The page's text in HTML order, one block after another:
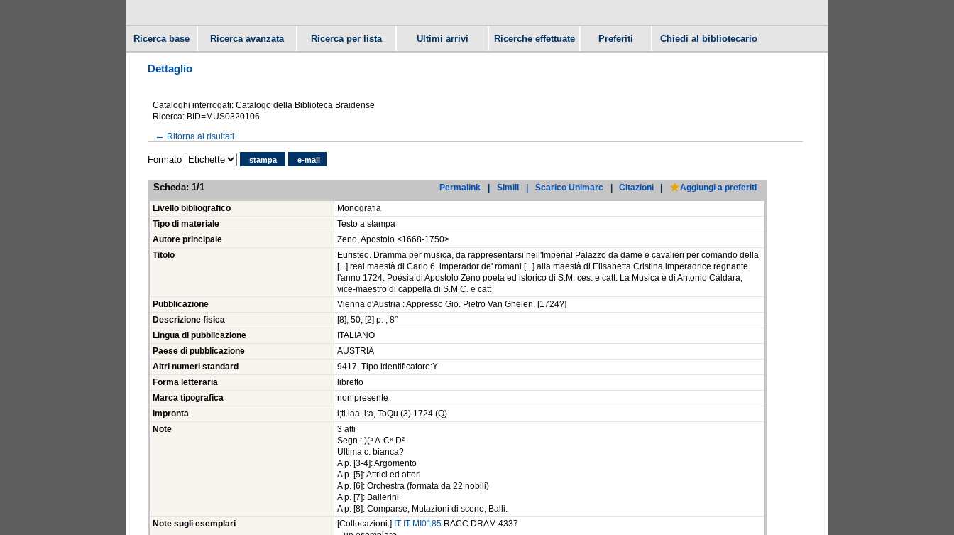
Ricerca base Ricerca avanzata Ricerca per lista Ultimi arrivi Ricerche effettuate Preferiti Chiedi al bibliotecario
Dettaglio
Cataloghi interrogati: Catalogo della Biblioteca Braidense
Ricerca: BID=MUS0320106
← Ritorna ai risultati
Formato stampa e-mail
Scheda: 1/1 Permalink Simili Scarico Unimarc Citazioni Aggiungi a preferiti
Livello bibliografico
Monografia
Tipo di materiale
Testo a stampa
Autore principale
Zeno, Apostolo <1668-1750>
Titolo
Euristeo. Dramma per musica, da rappresentarsi nell'Imperial Palazzo da dame e cavalieri per comando della
[...] real maestà di Carlo 6. imperador de' romani [...] alla maestà di Elisabetta Cristina imperadrice regnante
l'anno 1724. Poesia di Apostolo Zeno poeta ed istorico di S.M. ces. e catt. La Musica è di Antonio Caldara,
vice-maestro di cappella di S.M.C. e catt
Pubblicazione
Vienna d'Austria : Appresso Gio. Pietro Van Ghelen, [1724?]
Descrizione fisica
[8], 50, [2] p. ; 8°
Lingua di pubblicazione
ITALIANO
Paese di pubblicazione
AUSTRIA
Altri numeri standard
9417, Tipo identificatore:Y
Forma letteraria
libretto
Marca tipografica
non presente
Impronta
i;ti laa. i:a, ToQu (3) 1724 (Q)
Note
3 atti
Segn.: )(⁴ A-C⁸ D²
Ultima c. bianca?
A p. [3-4]: Argomento
A p. [5]: Attrici ed attori
A p. [6]: Orchestra (formata da 22 nobili)
A p. [7]: Ballerini
A p. [8]: Comparse, Mutazioni di scene, Balli.
Note sugli esemplari
[Collocazioni:] IT-IT-MI0185 RACC.DRAM.4337